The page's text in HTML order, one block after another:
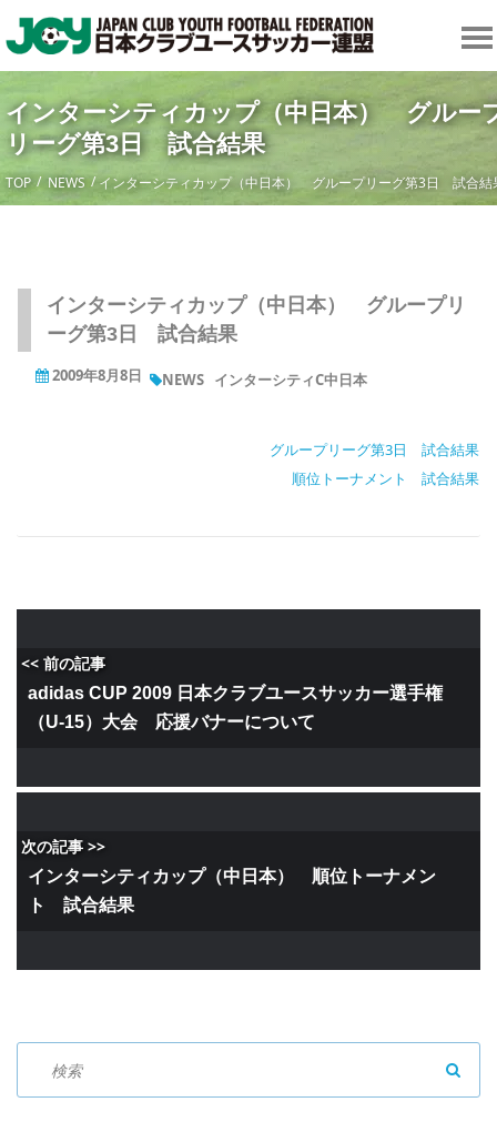
インターシティカップ（中日本） グルー
リーグ第3日 試合結果
TOP NEWS インターシティカップ（中日本） グループリーグ第3日 試合結
インターシティカップ（中日本） グループリ
ーグ第3日 試合結果
2009年8月8日 NEWS インターシティC中日本
グループリーグ第3日 試合結果
順位トーナメント 試合結果
<< 前の記事
adidas CUP 2009 日本クラブユースサッカー選手権
（U-15）大会 応援バナーについて
次の記事 >>
インターシティカップ（中日本） 順位トーナメン
ト 試合結果